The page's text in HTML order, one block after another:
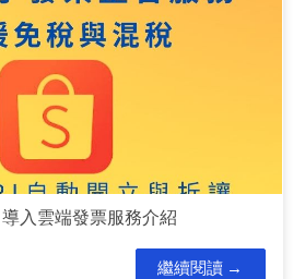
入雲端發票服務介紹
繼續閱讀